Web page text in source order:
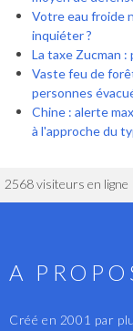
Votre eau froide
inquiéter ?
La taxe Zucman :
Vaste feu de
personnes
Chine : alerte
à l'approche du
2568 visiteurs en ligne
A
Créé en 2001 par